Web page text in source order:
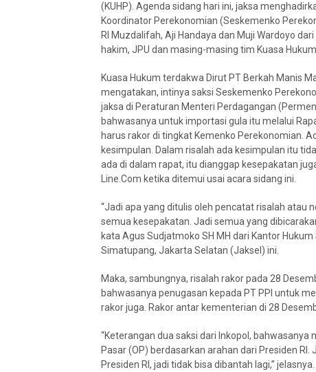
(KUHP). Agenda sidang hari ini, jaksa
Koordinator Perekonomian (Seskemenko
RI Muzdalifah, Aji Handaya dan Muji Wardoyo
hakim, JPU dan masing-masing tim Kuasa
Kuasa Hukum terdakwa Dirut PT Berkah Manis
mengatakan, intinya saksi Seskemenko
jaksa di Peraturan Menteri Perdagangan
bahwasanya untuk importasi gula itu melalui
harus rakor di tingkat Kemenko Perekonomian.
kesimpulan. Dalam risalah ada kesimpulan itu
ada di dalam rapat, itu dianggap kesepakatan
Line.Com ketika ditemui usai acara sidang ini.
“Jadi apa yang ditulis oleh pencatat risalah atau
semua kesepakatan. Jadi semua yang
kata Agus Sudjatmoko SH MH dari Kantor
Simatupang, Jakarta Selatan (Jaksel) ini.
Maka, sambungnya, risalah rakor pada 28
bahwasanya penugasan kepada PT PPI untuk
rakor juga. Rakor antar kementerian di 28
“Keterangan dua saksi dari Inkopol,
Pasar (OP) berdasarkan arahan dari Presiden
Presiden RI, jadi tidak bisa dibantah lagi,” jelasnya.